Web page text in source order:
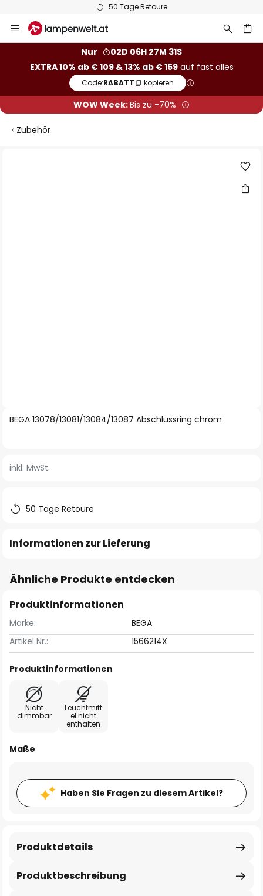
50 Tage Retoure
Inhalt
Nur
02D 06H 27M 31S
EXTRA 10% ab € 109 & 13% ab € 159auf fast alles
Code:RABATT kopieren
WOW Week:Bis zu -70%
Zubehör
Zum
springen
BEGA 13078/13081/13084/13087 Abschlussring chrom
inkl. MwSt.
50 Tage Retoure
Informationen zur Lieferung
Ähnliche Produkte entdecken
Produktinformationen
Marke:
BEGA
Artikel Nr.:
1566214X
Produktinformationen
Nicht
dimmbar
Leuchtmitt
el nicht
enthalten
Maße
Haben Sie Fragen zu diesem Artikel?
Produktbeschreibung
Produktdetails